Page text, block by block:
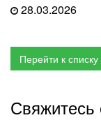
28.03.2026
Перейти к
Свяжитесь